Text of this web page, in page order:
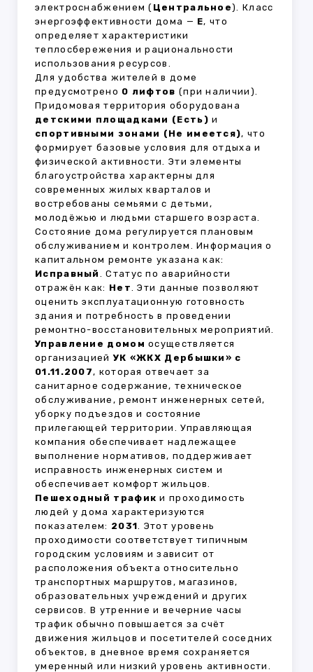
электроснабжением ( Центральное). Класс
энергоэффективности дома — E, что
определяет характеристики
теплосбережения и рациональности
использования ресурсов.
Для удобства жителей в доме
предусмотрено 0 лифтов (при наличии).
Придомовая территория оборудована
детскими площадками (Есть) и
спортивными зонами (Не имеется), что
формирует базовые условия для отдыха и
физической активности. Эти элементы
благоустройства характерны для
современных жилых кварталов и
востребованы семьями с детьми,
молодёжью и людьми старшего возраста.
Состояние дома регулируется плановым
обслуживанием и контролем. Информация о
капитальном ремонте указана как:
Исправный . Статус по аварийности
отражён как: Нет. Эти данные позволяют
оценить эксплуатационную готовность
здания и потребность в проведении
ремонтно-восстановительных мероприятий.
Управление домом осуществляется
организациейУК «ЖКХ Дербышки» с
01.11.2007, которая отвечает за
санитарное содержание, техническое
обслуживание, ремонт инженерных сетей,
уборку подъездов и состояние
прилегающей территории. Управляющая
компания обеспечивает надлежащее
выполнение нормативов, поддерживает
исправность инженерных систем и
обеспечивает комфорт жильцов.
Пешеходный трафик и проходимость
людей у дома характеризуются
показателем: 2031. Этот уровень
проходимости соответствует типичным
городским условиям и зависит от
расположения объекта относительно
транспортных маршрутов, магазинов,
образовательных учреждений и других
сервисов. В утренние и вечерние часы
трафик обычно повышается за счёт
движения жильцов и посетителей соседних
объектов, в дневное время сохраняется
умеренный или низкий уровень активности.